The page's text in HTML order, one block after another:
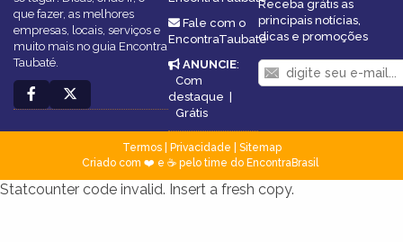
que fazer, as melhores
empresas, locais, serviços e
muito mais no guia Encontra
Taubaté.
Fale com o
EncontraTaubaté
ANUNCIE:
Com
destaque |
Grátis
Receba grátis as
principais notícias,
dicas e promoções
Termos| Privacidade
Sitemap
Criado com ❤️ e ☕ pelo time do EncontraBrasil
Statcounter code invalid. Insert a fresh copy.